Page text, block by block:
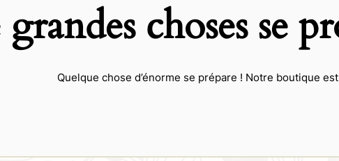
choses se
Quelque chose d’énorme se prépare ! Notre boutique